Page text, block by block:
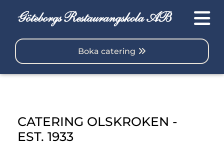
Boka catering
CATERING OLSKROKEN -
EST. 1933